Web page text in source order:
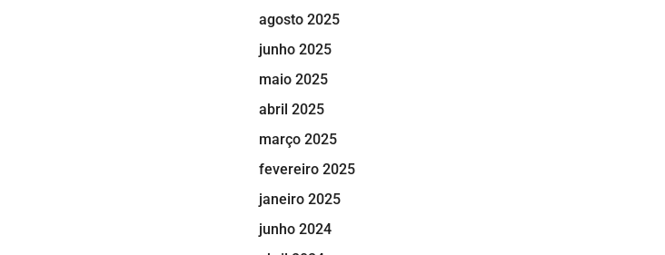
agosto 2025
junho 2025
maio 2025
abril 2025
março 2025
fevereiro 2025
janeiro 2025
junho 2024